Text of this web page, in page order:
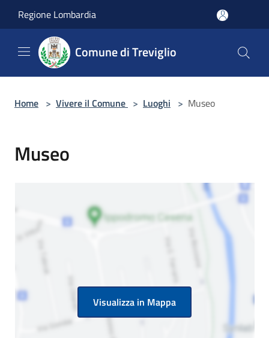
Regione Lombardia
Comune di Treviglio
Home > Vivere il Comune > Luoghi > Museo
Museo
Visualizza in Mappa